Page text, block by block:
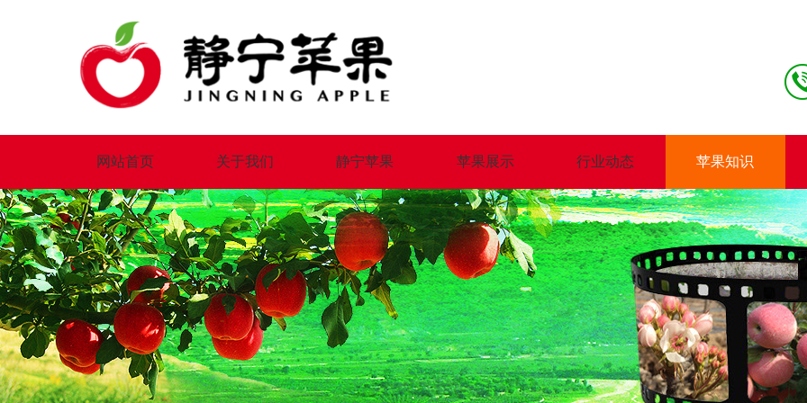
网站首页 关于我们 静宁苹果 苹果展示 行业动态 苹果知识